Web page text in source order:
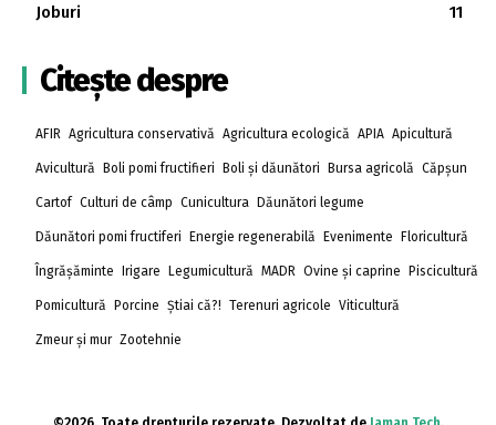
Joburi
11
Citește despre
AFIR Agricultura conservativă Agricultura ecologică APIA Apicultură
Avicultură Boli pomi fructifieri Boli și dăunători Bursa agricolă Căpșun
Cartof Culturi de câmp Cunicultura Dăunători legume
Dăunători pomi fructiferi Energie regenerabilă Evenimente Floricultură
Îngrășăminte Irigare Legumicultură MADR Ovine și caprine Piscicultură
Pomicultură Porcine Știai că?! Terenuri agricole Viticultură
Zmeur și mur Zootehnie